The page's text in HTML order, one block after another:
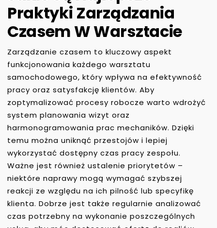
Praktyki Zarządzania
Czasem W Warsztacie
Zarządzanie czasem to kluczowy aspekt
funkcjonowania każdego warsztatu
samochodowego, który wpływa na efektywność
pracy oraz satysfakcję klientów. Aby
zoptymalizować procesy robocze warto wdrożyć
system planowania wizyt oraz
harmonogramowania prac mechaników. Dzięki
temu można uniknąć przestojów i lepiej
wykorzystać dostępny czas pracy zespołu.
Ważne jest również ustalenie priorytetów –
niektóre naprawy mogą wymagać szybszej
reakcji ze względu na ich pilność lub specyfikę
klienta. Dobrze jest także regularnie analizować
czas potrzebny na wykonanie poszczególnych